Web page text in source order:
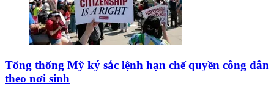
Tổng thống Mỹ ký sắc lệnh hạn chế quyền công dân
theo nơi sinh